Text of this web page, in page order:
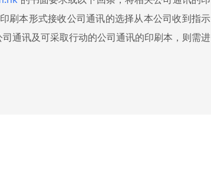
刷本形式接收公司通讯的选择从本公司收到指示
通讯及可采取行动的公司通讯的印刷本，则需进